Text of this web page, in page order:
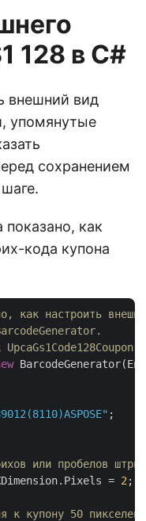
128 в C#
внешний вид
упомянутые
сохранением
как
кода купона
как настроить
;
или пробелов
= 2 ;
к купону 50 пикселей